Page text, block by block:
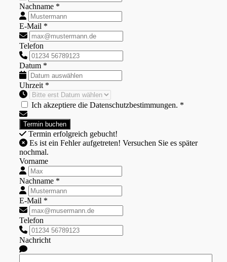
Nachname *
E-Mail *
Telefon
Datum *
Uhrzeit *
Ich akzeptiere die Datenschutzbestimmungen. *
Termin erfolgreich gebucht!
nochmal.
Vorname
Nachname *
E-Mail *
Telefon
Nachricht